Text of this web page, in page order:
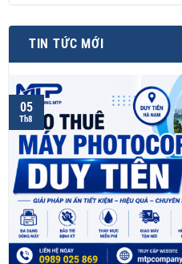
TIN TỨC MỚI
05
Th8